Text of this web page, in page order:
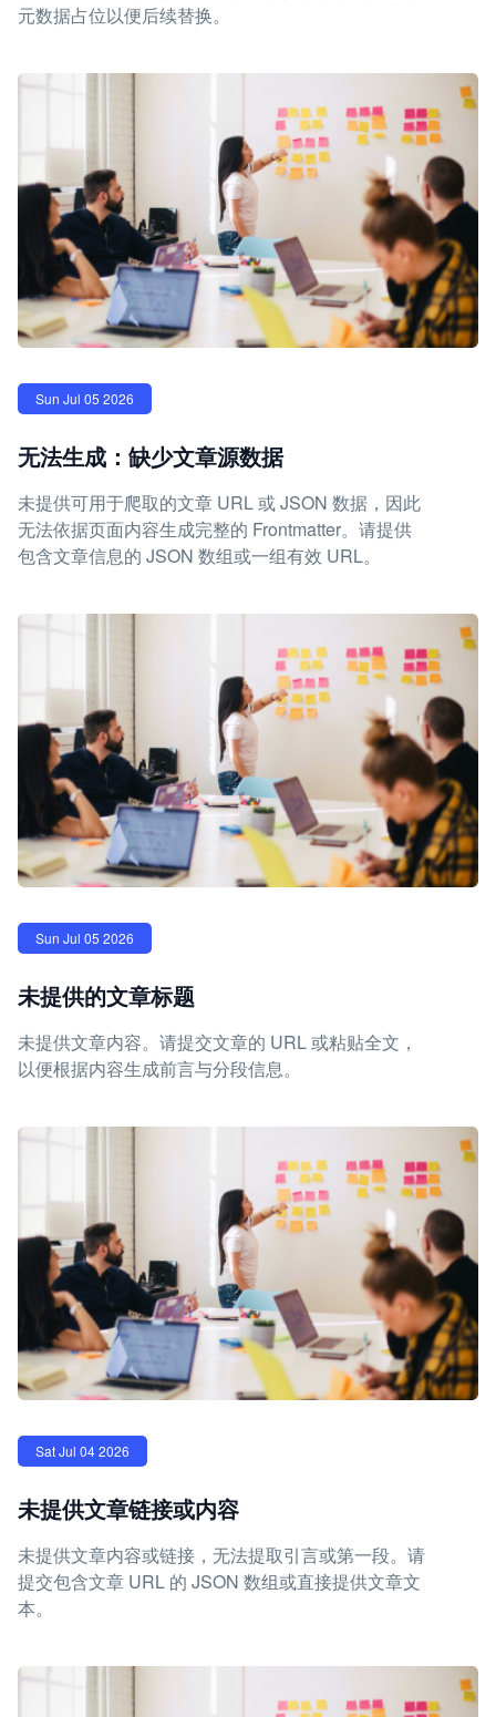
元数据占位以便后续替换。
Sun Jul 05 2026
无法生成：缺少文章源数据
未提供可用于爬取的文章 URL 或 JSON 数据，因此
无法依据页面内容生成完整的 Frontmatter。请提供
包含文章信息的 JSON 数组或一组有效 URL。
Sun Jul 05 2026
未提供的文章标题
未提供文章内容。请提交文章的 URL 或粘贴全文，
以便根据内容生成前言与分段信息。
Sat Jul 04 2026
未提供文章链接或内容
未提供文章内容或链接，无法提取引言或第一段。请
提交包含文章 URL 的 JSON 数组或直接提供文章文
本。